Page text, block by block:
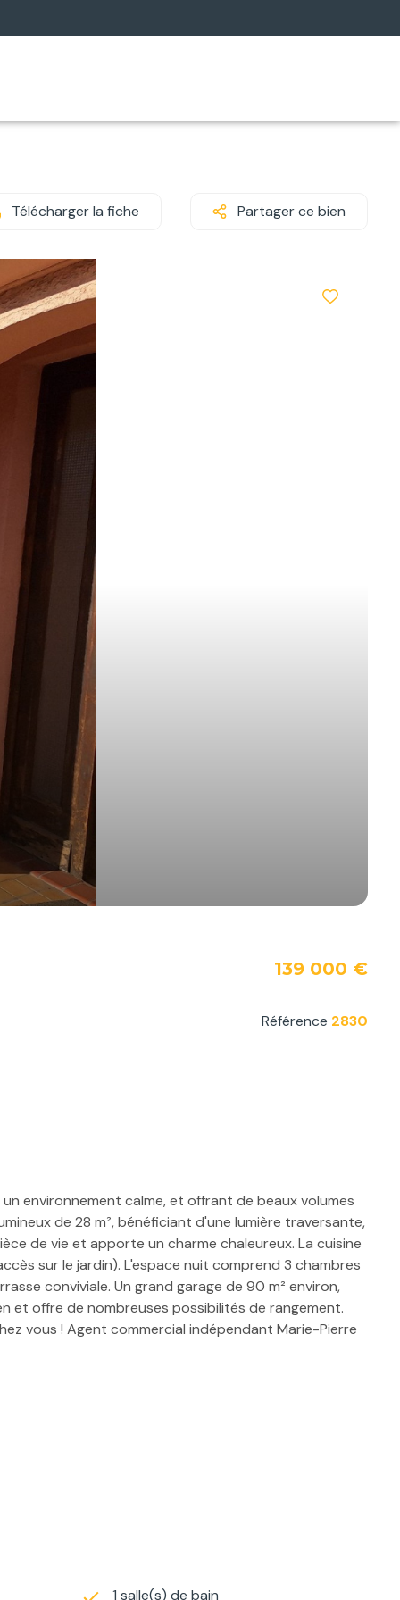
Télécharger la fiche Partager ce bien
139 000 €
Référence 2830
environnement calme, et offrant de beaux volumes
de 28 m², bénéficiant d'une lumière traversante,
de vie et apporte un charme chaleureux. La cuisine
sur le jardin). L'espace nuit comprend 3 chambres
conviviale. Un grand garage de 90 m² environ,
et offre de nombreuses possibilités de rangement.
vous ! Agent commercial indépendant Marie-Pierre
1 salle(s) de bain